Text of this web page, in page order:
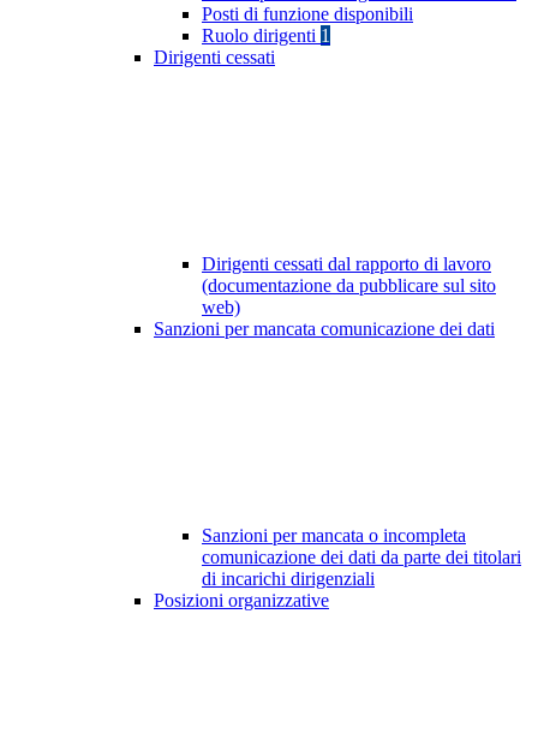
Posti di funzione disponibili
Ruolo dirigenti 1
Dirigenti cessati
Dirigenti cessati dal rapporto di lavoro
(documentazione da pubblicare sul sito
web)
Sanzioni per mancata comunicazione dei dati
Sanzioni per mancata o incompleta
comunicazione dei dati da parte dei titolari
di incarichi dirigenziali
Posizioni organizzative